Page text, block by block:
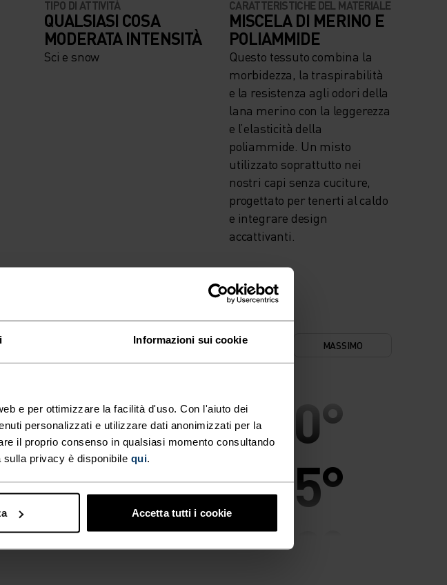
Informazioni sui cookie
e per ottimizzare la facilità d'uso. Con l'aiuto dei
personalizzati e utilizzare dati anonimizzati per la
il proprio consenso in qualsiasi momento consultando
privacy è disponibile qui.
Accetta tutti i cookie
TIPO DI ATTIVITÀ
QUALSIASI COSA
MODERATA INTENSITÀ
Sci e snow
CARATTERISTICHE DEL MATERIALE
MISCELA DI MERINO E
POLIAMMIDE
Questo tessuto combina la
morbidezza, la traspirabilità
e la resistenza agli odori della
lana merino con la leggerezza
e l’elasticità della
poliammide. Un misto
utilizzato soprattutto nei
nostri capi senza cuciture,
progettato per tenerti al caldo
e integrare design
accattivanti.
MINIMO COMFORT MASSIMO
30°
25°
20°
30°
25°
20°